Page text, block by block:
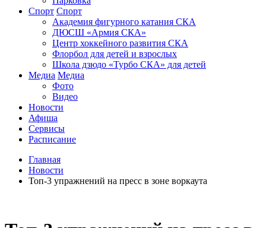
Спорт Спорт
Академия фигурного катания СКА
ДЮСШ «Армия СКА»
Центр хоккейного развития СКА
Флорбол для детей и взрослых
Школа дзюдо «Турбо СКА» для детей
Медиа Медиа
Фото
Видео
Новости
Афиша
Сервисы
Расписание
Главная
Новости
Топ-3 упражнений на пресс в зоне воркаута